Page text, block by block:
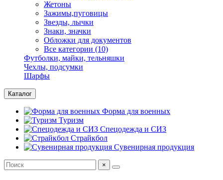
Жетоны
Зажимы,пуговицы
Звезды, лычки
Знаки, значки
Обложки для документов
Все категории (10)
Футболки, майки, тельняшки
Чехлы, подсумки
Шарфы
Каталог
Форма для военных
Туризм
Спецодежда и СИЗ
Страйкбол
Сувенирная продукция
×